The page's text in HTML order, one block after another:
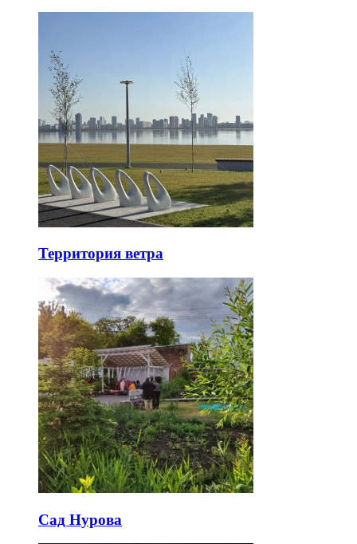
Территория ветра
Сад Нурова